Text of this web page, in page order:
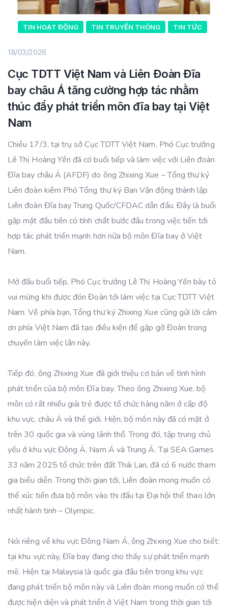
TIN HOẠT ĐỘNG TIN TRUYỀN THÔNG TIN TỨC
18/03/2026
Cục TDTT Việt Nam và Liên Đoàn Đĩa
bay châu Á tăng cường hợp tác nhằm
thúc đẩy phát triển môn đĩa bay tại Việt
Nam
Chiều 17/3, tại trụ sở Cục TDTT Việt Nam, Phó Cục trưởng
Lê Thị Hoàng Yến đã có buổi tiếp và làm việc với Liên đoàn
Đĩa bay châu Á (AFDF) do ông Zhixing Xue – Tổng thư ký
Liên đoàn kiêm Phó Tổng thư ký Ban Vận động thành lập
Liên đoàn Đĩa bay Trung Quốc/CFDAC dẫn đầu. Đây là buổi
gặp mặt đầu tiên có tính chất bước đầu trong việc tiến tới
hợp tác phát triển mạnh hơn nữa bộ môn Đĩa bay ở Việt
Nam.
Mở đầu buổi tiếp, Phó Cục trưởng Lê Thị Hoàng Yến bày tỏ
vui mừng khi được đón Đoàn tới làm việc tại Cục TDTT Việt
Nam. Về phía bạn, Tổng thư ký Zhixing Xue cũng gửi lời cảm
ơn phía Việt Nam đã tạo điều kiện để gặp gỡ Đoàn trong
chuyến làm việc lần này.
Tiếp đó, ông Zhixing Xue đã giới thiệu cơ bản về tình hình
phát triển của bộ môn Đĩa bay. Theo ông Zhixing Xue, bộ
môn có rất nhiều giải trẻ được tổ chức hàng năm ở cấp độ
khu vực, châu Á và thế giới. Hiện, bộ môn này đã có mặt ở
trên 30 quốc gia và vùng lãnh thổ. Trong đó, tập trung chủ
yếu ở khu vực Đông Á, Nam Á và Trung Á. Tại SEA Games
33 năm 2025 tổ chức trên đất Thái Lan, đã có 6 nước tham
gia biểu diễn. Trong thời gian tới, Liên đoàn mong muốn có
thể xúc tiến đưa bộ môn vào thi đấu tại Đại hội thể thao lớn
nhất hành tinh – Olympic.
Nói riêng về khu vực Đông Nam Á, ông Zhixing Xue cho biết:
tại khu vực này, Đĩa bay đang cho thấy sự phát triển mạnh
mẽ. Hiện tại Malaysia là quốc gia đầu tiên trong khu vực
đang phát triển bộ môn này và Liên đoàn mong muốn có thể
được hiện diện và phát triển ở Việt Nam trong thời gian tới